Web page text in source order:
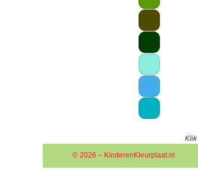
Klik
© 2026 – KinderenKleurplaat.nl